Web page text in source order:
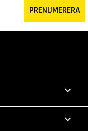
PRENUMERERA

